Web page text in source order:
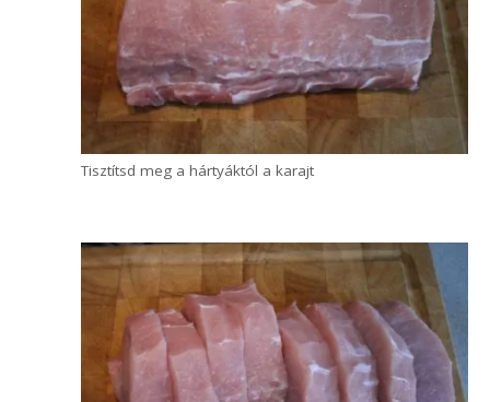
húst ránt, az tisztában lenne a panírozás igazi
értelmével. De erről is a recept alatt, most
pedig lássuk egy finom rántott hús
elkészítését, ésaz igazán tökéletes rántott
szelet 2 titkát
Első lépésben készítsd elő a húst. Ehhez
tisztítsd meg a karajt az igényeid
szerint, és vágd kb. 2,5 cm-es, 10-11 dkg-
os szeletekre. Természetesen szeletelt
karajt is vásárolhatsz, akkor ezt a lépést